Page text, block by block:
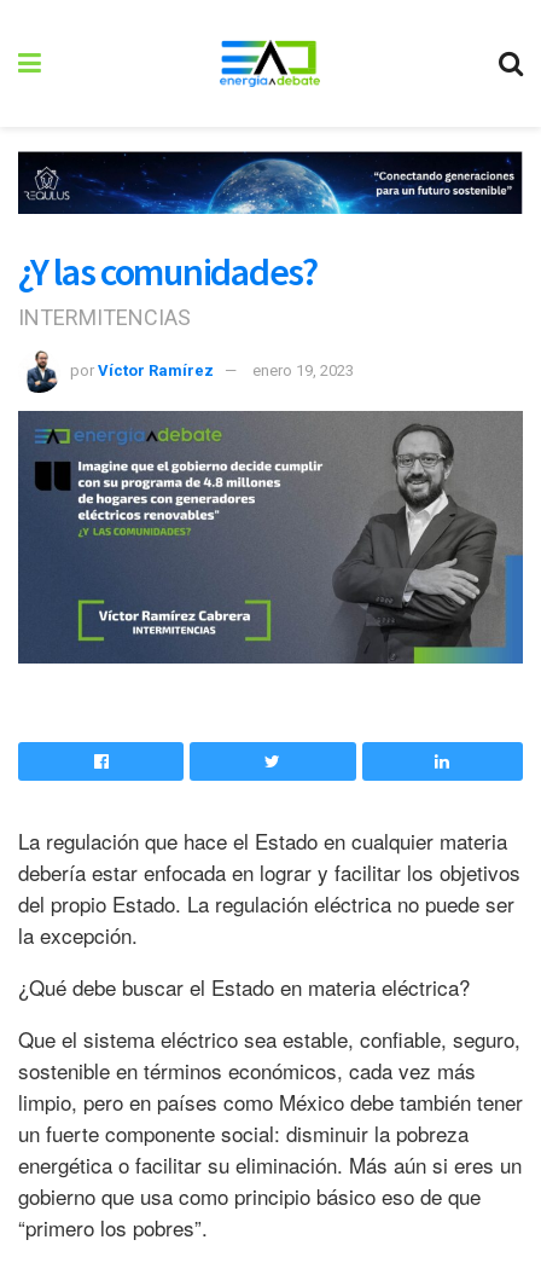
¿Y las comunidades?
INTERMITENCIAS
por Víctor Ramírez enero 19, 2023
La regulación que hace el Estado en cualquier materia
debería estar enfocada en lograr y facilitar los objetivos
del propio Estado. La regulación eléctrica no puede ser
la excepción.
¿Qué debe buscar el Estado en materia eléctrica?
Que el sistema eléctrico sea estable, confiable, seguro,
sostenible en términos económicos, cada vez más
limpio, pero en países como México debe también tener
un fuerte componente social: disminuir la pobreza
energética o facilitar su eliminación. Más aún si eres un
gobierno que usa como principio básico eso de que
“primero los pobres”.